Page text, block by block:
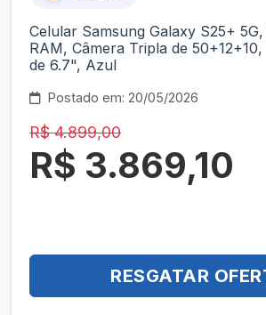
Celular Samsung Galaxy S25+ 5G,
RAM, Câmera Tripla de
de 6.7", Azul
Postado em: 20/05/2026
R$ 4.899,00
R$ 3.869,10
RESGATAR